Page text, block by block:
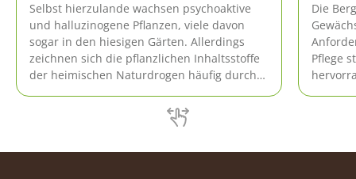
Selbst hierzulande wachsen psychoaktive
und halluzinogene Pflanzen, viele davon
sogar in den hiesigen Gärten. Allerdings
zeichnen sich die pflanzlichen Inhaltsstoffe
der heimischen Naturdrogen häufig durch
stellen sich oft heftige Vergiftungen nach
Die
Pflege